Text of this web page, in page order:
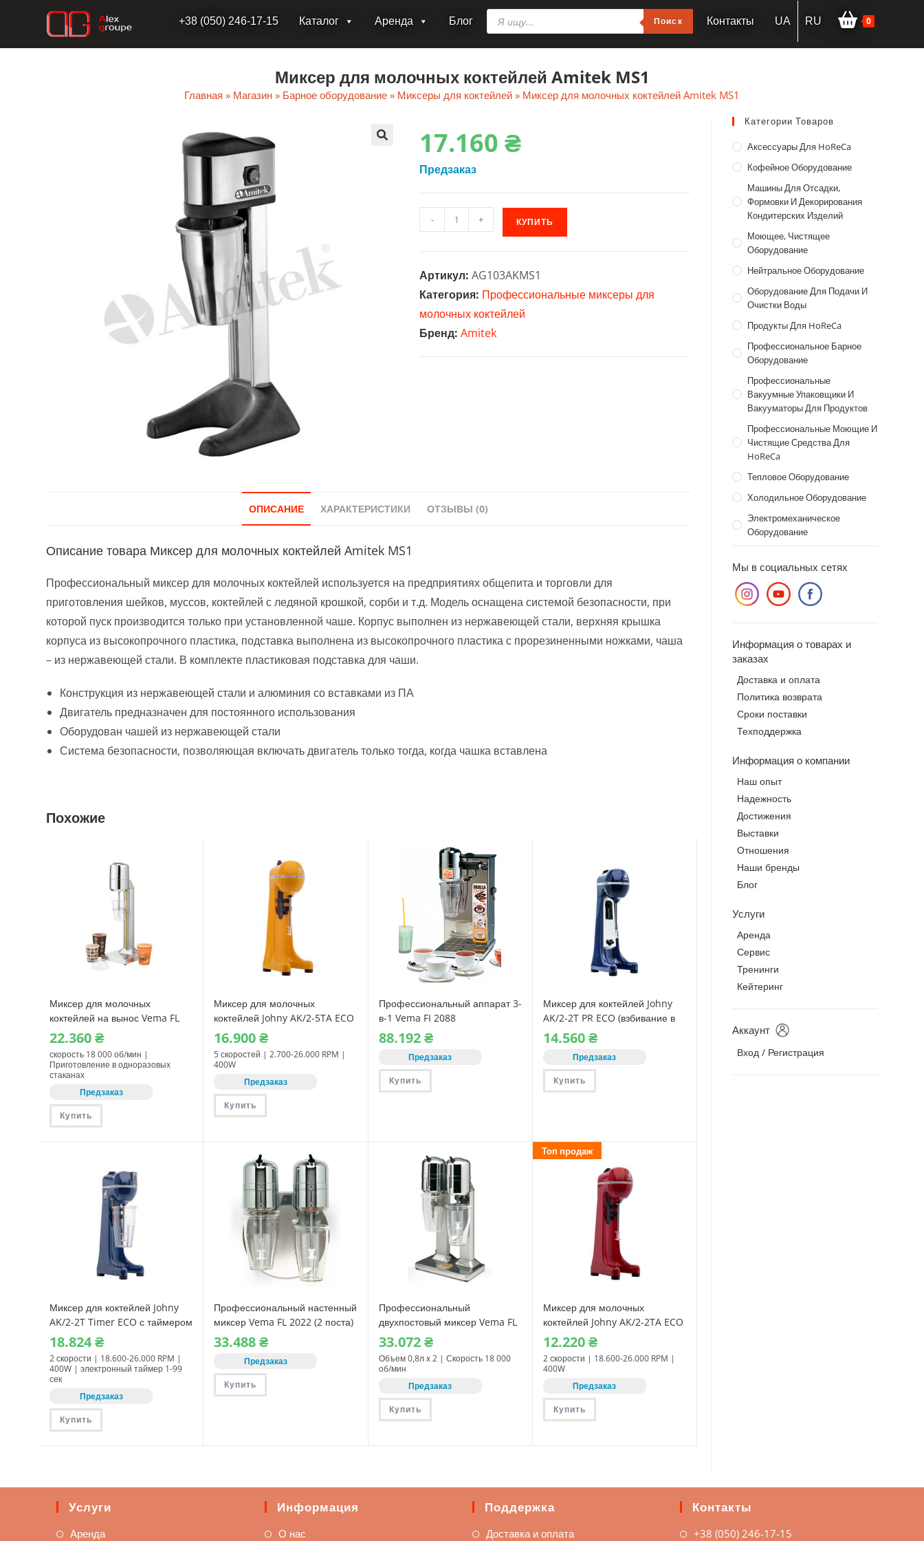
+38 (050) 246-17-15 Каталог Аренда Блог
Поиск
товаров Поиск Контакты UA RU 0
Миксер для молочных коктейлей Amitek MS1
Главная » Магазин » Барное оборудование » Миксеры для коктейлей » Миксер для молочных коктейлей Amitek MS1
17.160₴
Предзаказ
Количество
товара
молочных
коктейлей
Amitek
MS1
- + КУПИТЬ
Артикул:AG103AKMS1
Категория: Профессиональные миксеры для
молочных коктейлей
Бренд: Amitek
ОПИСАНИЕ ХАРАКТЕРИСТИКИ ОТЗЫВЫ (0)
Описание товара Миксер для молочных коктейлей Amitek MS1
Профессиональный миксер для молочных коктейлей используется на предприятиях общепита и торговли для
приготовления шейков, муссов, коктейлей с ледяной крошкой, сорби и т.д. Модель оснащена системой безопасности, при
которой пуск производится только при установленной чаше. Корпус выполнен из нержавеющей стали, верхняя крышка
корпуса из высокопрочного пластика, подставка выполнена из высокопрочного пластика с прорезиненными ножками, чаша
– из нержавеющей стали. В комплекте пластиковая подставка для чаши.
Конструкция из нержавеющей стали и алюминия со вставками из ПА
Двигатель предназначен для постоянного использования
Оборудован чашей из нержавеющей стали
Система безопасности, позволяющая включать двигатель только тогда, когда чашка вставлена
Похожие
Миксер для молочных
коктейлей на вынос Vema FL
2111
22.360₴
скорость 18 000 об/мин |
Приготовление в одноразовых
стаканах
Предзаказ
Купить
Миксер для молочных
коктейлей Johny AK/2-5TA ECO
16.900₴
5 скоростей | 2.700-26.000 RPM |
400W
Предзаказ
Купить
Профессиональный аппарат 3-
в-1 Vema FI 2088
(Шоколадница, Миксер,
Парогенератор)
88.192₴
Предзаказ
Купить
Миксер для коктейлей Johny
AK/2-2T PR ECO (взбивание в
одноразовые стаканы)
14.560₴
Предзаказ
Купить
Миксер для коктейлей Johny
AK/2-2T Timer ECO с таймером
18.824₴
2 скорости | 18.600-26.000 RPM |
400W | электронный таймер 1-99
сек
Предзаказ
Купить
Профессиональный настенный
миксер Vema FL 2022 (2 поста)
33.488₴
Предзаказ
Купить
Профессиональный
двухпостовый миксер Vema FL
2006
33.072₴
Объем 0,8л х 2 | Скорость 18 000
об/мин
Предзаказ
Купить
Топ продаж
Миксер для молочных
коктейлей Johny AK/2-2TA ECO
профессиональный
12.220₴
2 скорости | 18.600-26.000 RPM |
400W
Предзаказ
Купить
Категории Товаров
Аксессуары Для HoReCa
Кофейное Оборудование
Машины Для Отсадки,
Формовки И Декорирования
Кондитерских Изделий
Моющее, Чистящее
Оборудование
Нейтральное Оборудование
Оборудование Для Подачи И
Очистки Воды
Продукты Для HoReCa
Профессиональное Барное
Оборудование
Профессиональные
Вакуумные Упаковщики И
Вакууматоры Для Продуктов
Профессиональные Моющие И
Чистящие Средства Для
HoReCa
Тепловое Оборудование
Холодильное Оборудование
Электромеханическое
Оборудование
Мы в социальных сетях
Информация о товарах и
заказах
Доставка и оплата
Политика возврата
Сроки поставки
Техподдержка
Информация о компании
Наш опыт
Надежность
Достижения
Выставки
Отношения
Наши бренды
Блог
Услуги
Аренда
Сервис
Тренинги
Кейтеринг
Аккаунт
Вход / Регистрация
Услуги
Аренда
Информация
О нас
Поддержка
Доставка и оплата
Контакты
+38 (050) 246-17-15